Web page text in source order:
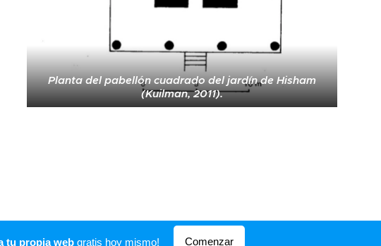
Planta del pabellón cuadrado del jardín de Hisham
(Kuilman, 2011).
tu propia web gratis hoy mismo! Comenzar